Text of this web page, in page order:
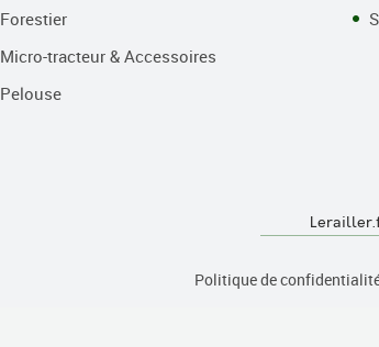
Forestier
Micro-tracteur & Accessoires
Pelouse
Politique de